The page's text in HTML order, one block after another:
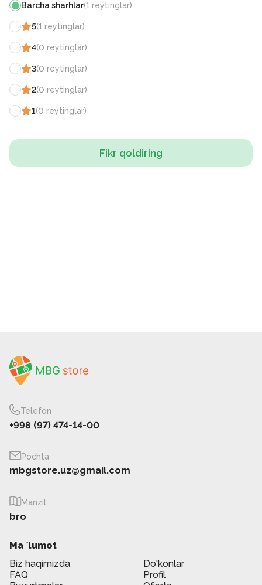
Barcha sharhlar(1 reytinglar)
5(1 reytinglar)
4(0 reytinglar)
3(0 reytinglar)
2(0 reytinglar)
1(0 reytinglar)
Fikr qoldiring
Telefon
+998 (97) 474-14-00
Pochta
mbgstore.uz@gmail.com
Manzil
bro
Ma `lumot
Biz haqimizda
Do'konlar
FAQ
Profil